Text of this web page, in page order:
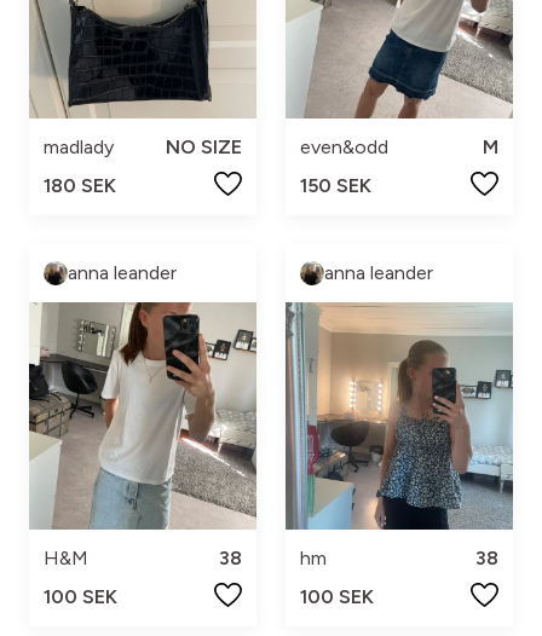
madlady
NO SIZE
180 SEK
even&odd
M
150 SEK
anna leander
H&M
38
100 SEK
anna leander
hm
38
100 SEK